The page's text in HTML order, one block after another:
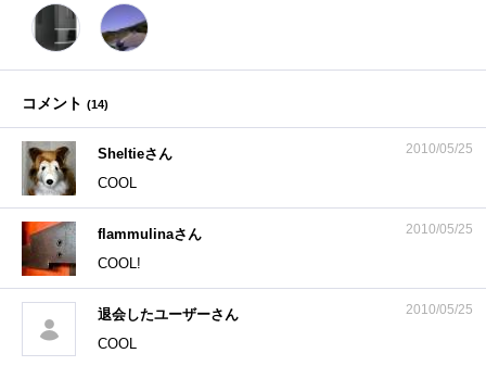
コメント (14)
Sheltieさん 2010/05/25
COOL
flammulinaさん 2010/05/25
COOL!
退会したユーザーさん 2010/05/25
COOL